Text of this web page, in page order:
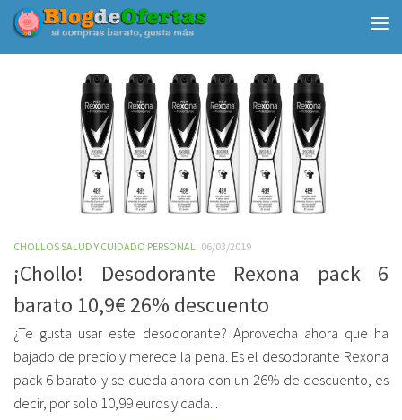
Debajo del contenido
CHOLLOS SALUD Y CUIDADO PERSONAL 06/03/2019
¡Chollo! Desodorante Rexona pack 6
barato 10,9€ 26% descuento
¿Te gusta usar este desodorante? Aprovecha ahora que ha
bajado de precio y merece la pena. Es el desodorante Rexona
pack 6 barato y se queda ahora con un 26% de descuento, es
decir, por solo 10,99 euros y cada...